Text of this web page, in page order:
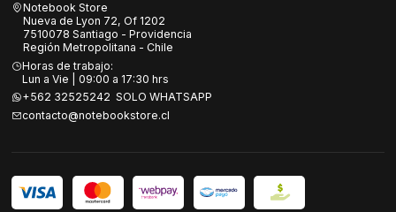
Notebook Store
Nueva de Lyon 72, Of 1202
7510078 Santiago - Providencia
Región Metropolitana - Chile
Horas de trabajo:
Lun a Vie | 09:00 a 17:30 hrs
+562 32525242 SOLO WHATSAPP
contacto@notebookstore.cl